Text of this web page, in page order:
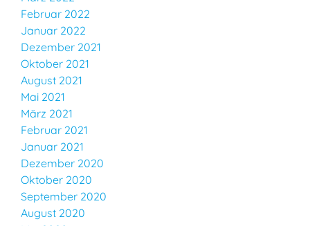
Februar 2022
Januar 2022
Dezember 2021
Oktober 2021
August 2021
Mai 2021
März 2021
Februar 2021
Januar 2021
Dezember 2020
Oktober 2020
September 2020
August 2020